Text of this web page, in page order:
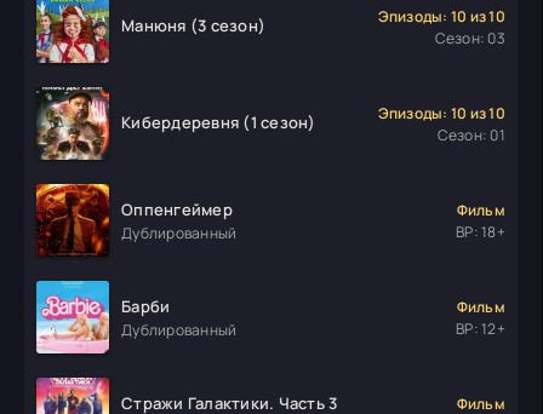
Манюня (3 сезон)
Эпизоды: 10 из 10
Сезон: 03
Кибердеревня (1 сезон)
Эпизоды: 10 из 10
Сезон: 01
Оппенгеймер
Дублированный
Фильм
ВР: 18+
Барби
Дублированный
Фильм
ВР: 12+
Стражи Галактики. Часть 3
Фильм